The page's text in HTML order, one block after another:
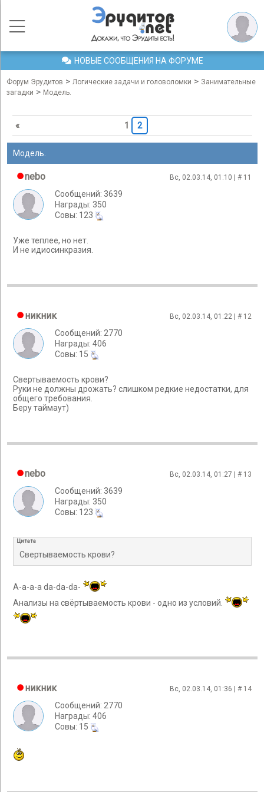
НОВЫЕ СООБЩЕНИЯ НА ФОРУМЕ
Форум Эрудитов > Логические задачи и головоломки > Занимательные
загадки > Модель.
« 1 2
Модель.
nebo Вс, 02.03.14, 01:10 | # 11
Сообщений: 3639
Награды: 350
Cовы: 123
Уже теплее, но нет.
И не идиосинкразия.
никник Вс, 02.03.14, 01:22 | # 12
Сообщений: 2770
Награды: 406
Cовы: 15
Свертываемость крови?
Руки не должны дрожать? слишком редкие недостатки, для
общего требования.
Беру таймаут)
nebo Вс, 02.03.14, 01:27 | # 13
Сообщений: 3639
Награды: 350
Cовы: 123
Цитата
Свертываемость крови?
А-а-а-а da-da-da-
Анализы на свёртываемость крови - одно из условий.
никник Вс, 02.03.14, 01:36 | # 14
Сообщений: 2770
Награды: 406
Cовы: 15